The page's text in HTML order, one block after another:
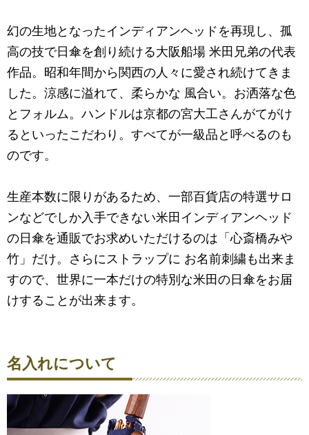
幻の生地となったインディアンヘッドを再現し、孤
高の技で日傘を創り続ける大阪船場 米田兄弟の代表
作品。昭和年間から関西の人々に愛され続けてきま
した。涼感に溢れて、柔らかな 風合い。お洒落な色
とフォルム。ハンドルは京都の宮大工さんがてがけ
るといったこだわり。すべてが一級品と呼べるのも
のです。
生産本数に限りがあるため、一部百貨店の特選サロ
ンなどでしか入手できない米田インディアンヘッド
の日傘を通販でお求めいただけるのは「心斎橋みや
竹」だけ。さらにストラップに お名前刺繍も出来ま
すので、世界に一本だけの特別な米田の日傘をお届
けすることが出来ます。
名入れについて